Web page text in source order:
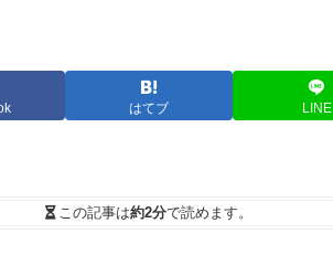
はてブ LINE
この記事は約2分で読めます。